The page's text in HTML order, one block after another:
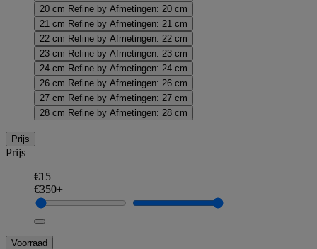
20 cm Refine by Afmetingen: 20 cm
21 cm Refine by Afmetingen: 21 cm
22 cm Refine by Afmetingen: 22 cm
23 cm Refine by Afmetingen: 23 cm
24 cm Refine by Afmetingen: 24 cm
26 cm Refine by Afmetingen: 26 cm
27 cm Refine by Afmetingen: 27 cm
28 cm Refine by Afmetingen: 28 cm
Prijs
Prijs
€15
€350+
Voorraad